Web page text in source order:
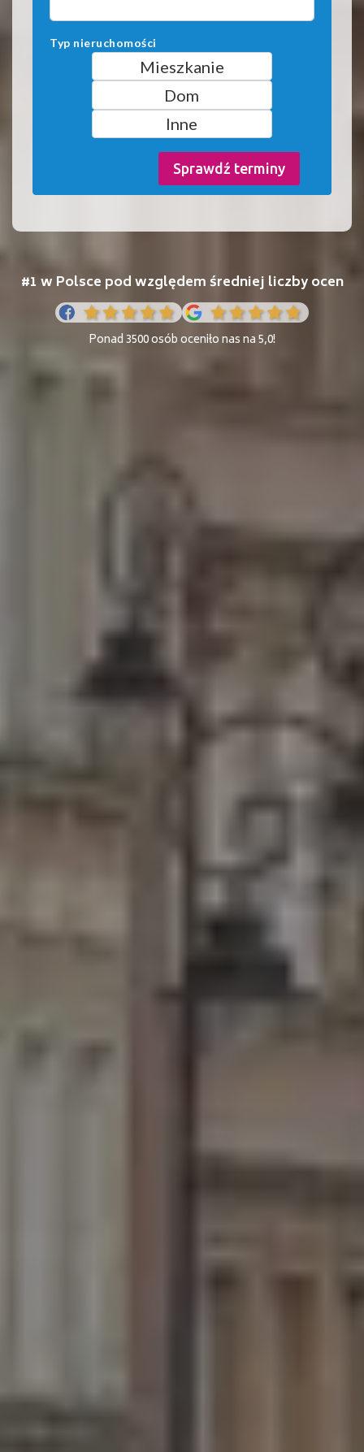
Typ nieruchomości
Mieszkanie
Dom
Inne
Sprawdź terminy
#1 w Polsce pod względem średniej liczby ocen
Ponad 3500 osób oceniło nas na 5,0!